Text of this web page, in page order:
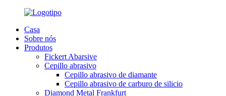
Casa
Sobre nós
Produtos
Fickert Abarsive
Cepillo abrasivo
Cepillo abrasivo de diamante
Cepillo abrasivo de carburo de silicio
Diamond Metal Frankfurt